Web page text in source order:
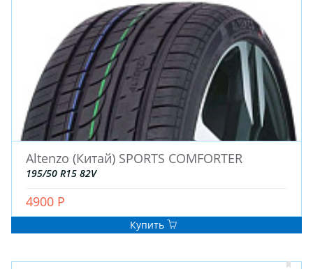
ЗИМНИЕ
ЛЕТНИЕ
ДЛЯ СПЕЦТЕХНИКИ
Altenzo (Китай) SPORTS COMFORTER
195/50 R15 82V
4900 Р
Купить